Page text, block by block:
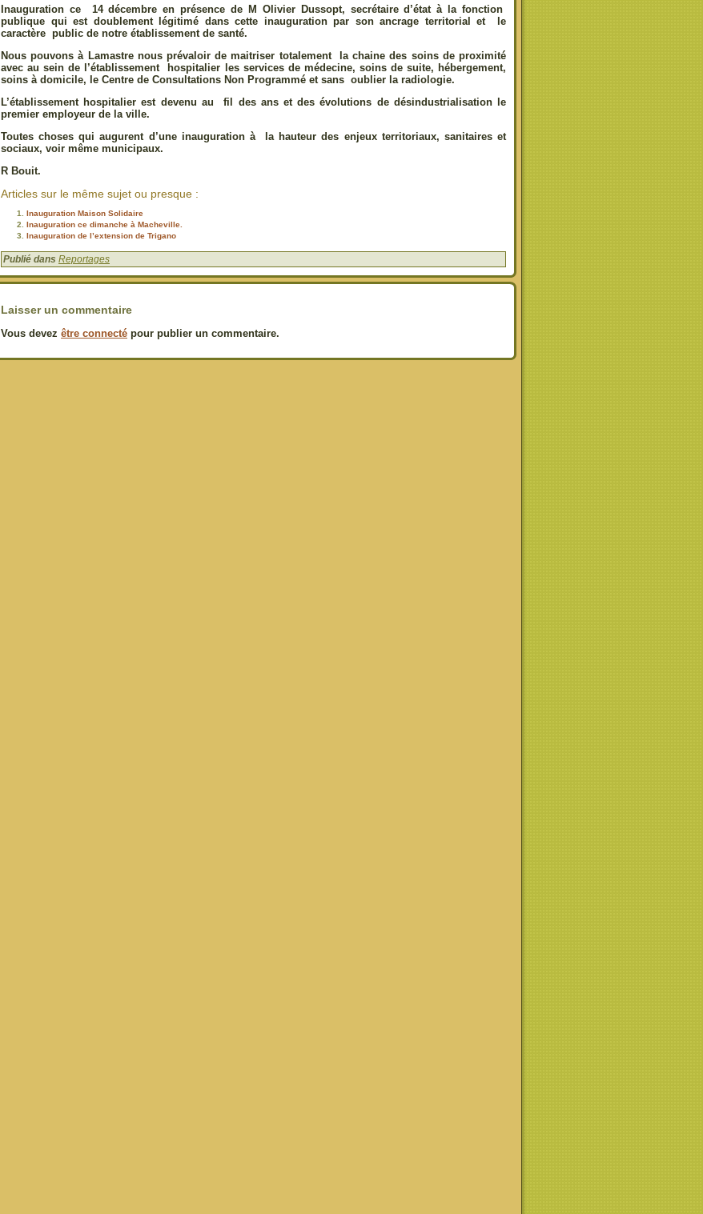
Inauguration ce 14 décembre en présence de M Olivier Dussopt, secrétaire d’état à la fonction
publique qui est doublement légitimé dans cette inauguration par son ancrage territorial et le
caractère public de notre établissement de santé.
Nous pouvons à Lamastre nous prévaloir de maitriser totalement la chaine des soins de proximité
avec au sein de l’établissement hospitalier les services de médecine, soins de suite, hébergement,
soins à domicile, le Centre de Consultations Non Programmé et sans oublier la radiologie.
L’établissement hospitalier est devenu au fil des ans et des évolutions de désindustrialisation le
premier employeur de la ville.
Toutes choses qui augurent d’une inauguration à la hauteur des enjeux territoriaux, sanitaires et
sociaux, voir même municipaux.
R Bouit.
Articles sur le même sujet ou presque :
Inauguration Maison Solidaire
Inauguration ce dimanche à Macheville.
Inauguration de l’extension de Trigano
Publié dans Reportages
Laisser un commentaire
Vous devez être connecté pour publier un commentaire.